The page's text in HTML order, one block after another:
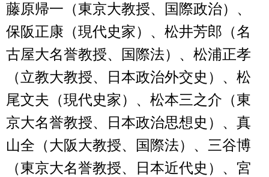
藤原帰一（東京大教授、国際政治）、
保阪正康（現代史家）、松井芳郎（名
古屋大名誉教授、国際法）、松浦正孝
（立教大教授、日本政治外交史）、松
尾文夫（現代史家）、松本三之介（東
京大名誉教授、日本政治思想史）、真
山全（大阪大教授、国際法）、三谷博
（東京大名誉教授、日本近代史）、宮